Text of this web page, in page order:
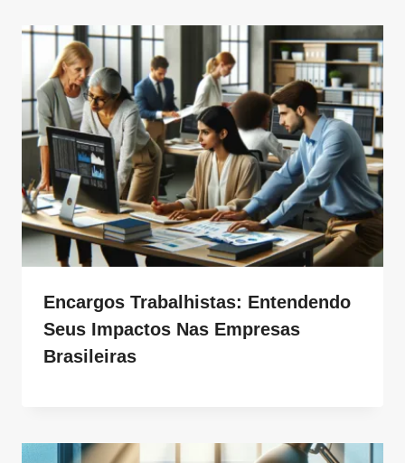
Encargos Trabalhistas: Entendendo
Seus Impactos Nas Empresas
Brasileiras